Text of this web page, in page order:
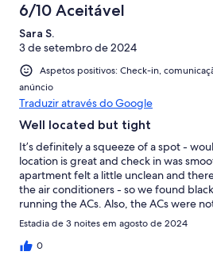
6/10 Aceitável
Sara S.
3 de setembro de 2024
Aspetos positivos: Check-in,
anúncio
Traduzir através do Google
Well located but tight
It’s definitely a squeeze of a spot -
location is great and check in was
apartment felt a little unclean and
the air conditioners - so we found
running the ACs. Also, the ACs were
- more acting like fans. It was fine for
evening but would flag if you’re
a fine stay for the price!
Estadia de 3 noites em agosto de 2024
0